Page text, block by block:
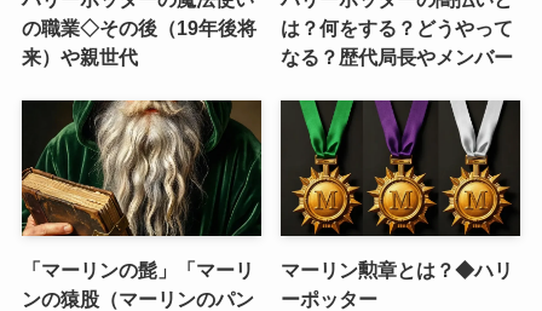
の職業◇その後（19年後将
来）や親世代
は？何をする？どうやって
なる？歴代局長やメンバー
「マーリンの髭」「マーリ
ンの猿股（マーリンのパン
マーリン勲章とは？◆ハリ
ーポッター